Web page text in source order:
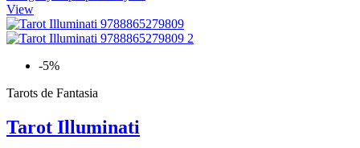
View
-5%
Tarots de Fantasia
Tarot Illuminati